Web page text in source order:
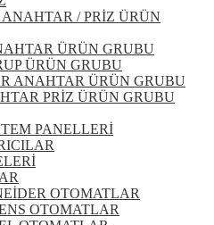
/ PRİZ ÜRÜN
ÜRÜN GRUBU
ÜRÜN GRUBU
ANAHTAR ÜRÜN GRUBU
PRİZ ÜRÜN GRUBU
PANELLERİ
OTOMATLAR
OTOMATLAR